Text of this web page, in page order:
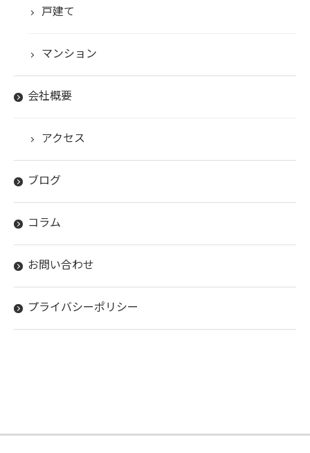
戸建て
マンション
会社概要
アクセス
ブログ
コラム
お問い合わせ
プライバシーポリシー